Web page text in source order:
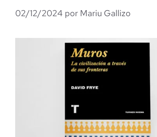
02/12/2024 por Mariu Gallizo